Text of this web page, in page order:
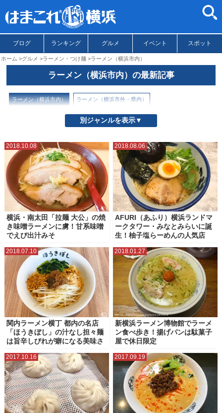
ブログ ランキング グルメ イベント スポット
ホーム グルメ ラーメン・つけ麺 ラーメン（横浜市内）
ラーメン（横浜市内）の最新記事
ラーメン（横浜市内） ラーメン（横浜市外・県内）
別ジャンルを表示▼
2018.10.08
横浜・南太田「拉麺 大公」の焼
き味噌ラーメンに虜！甘系味噌
でえび出汁みそ
2018.08.06
AFURI（あふり）横浜ランドマ
ークタワー・みなとみらいに誕
生！柚子塩らーめんの人気店
2018.07.10
関内ラーメン横丁 都内の名店
「ほうきぼし」の汁なし担々麺
は旨辛しびれが癖になる美味さ
2018.01.27
新横浜ラーメン博物館でラーメ
ン食べ歩き！揚げパンは駄菓子
屋で休日限定
2017.10.16 2017.09.19